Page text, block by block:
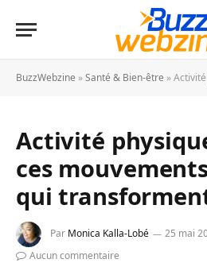
BuzzWebzine »Santé & Bien-être »Activité
Activité
ces
qui
Par Monica Kalla-Lobé 25 mai
Aucun commentaire